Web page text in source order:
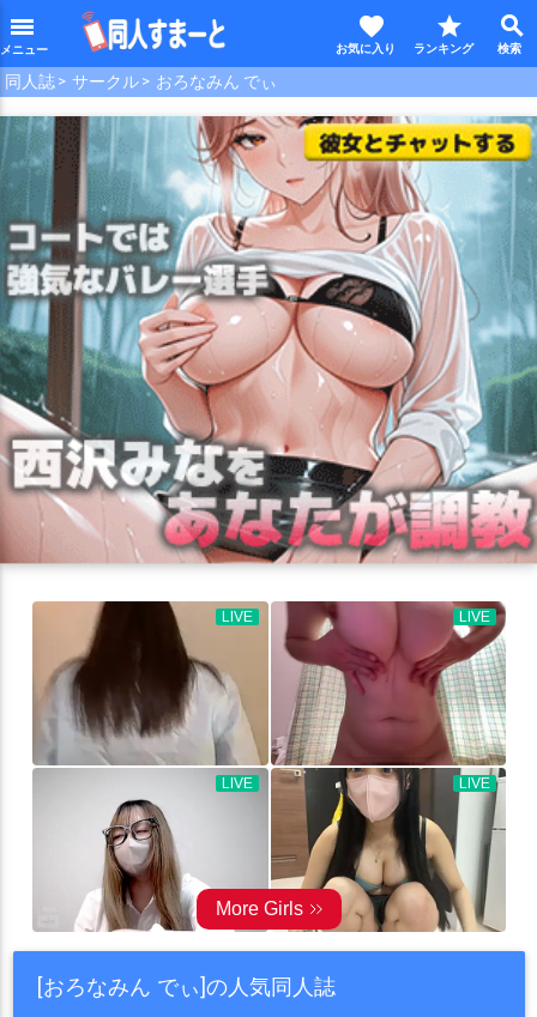
menu search
star
favorite
同人誌 サークル おろなみん でぃ
[おろなみん でぃ]の人気同人誌